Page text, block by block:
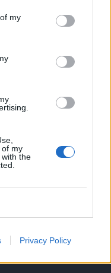
my
of my
the
Privacy Policy
na filmovou legendu
je jen...